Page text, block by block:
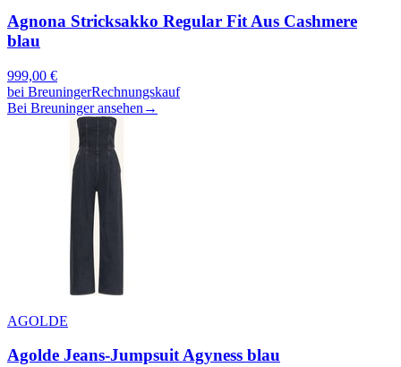
Agnona Stricksakko Regular Fit Aus Cashmere
blau
999,00 €
bei BreuningerRechnungskauf
Bei Breuninger ansehen →
AGOLDE
Agolde Jeans-Jumpsuit Agyness blau